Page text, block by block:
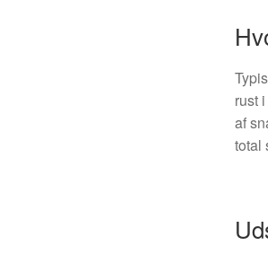
rust
af
total